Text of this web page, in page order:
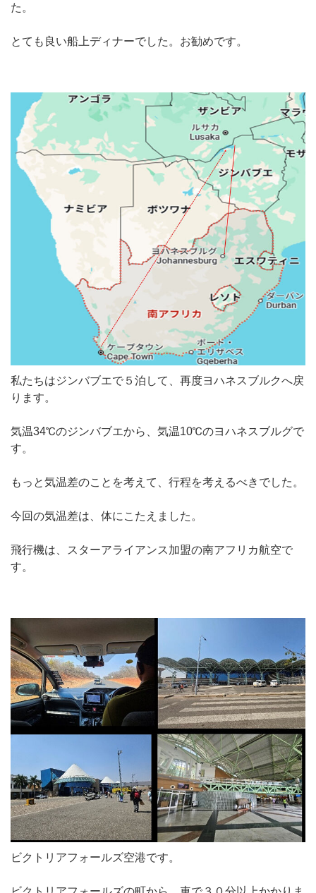
た。
とても良い船上ディナーでした。お勧めです。
私たちはジンバブエで５泊して、再度ヨハネスブルクへ戻
ります。
気温34℃のジンバブエから、気温10℃のヨハネスブルグで
す。
もっと気温差のことを考えて、行程を考えるべきでした。
今回の気温差は、体にこたえました。
飛行機は、スターアライアンス加盟の南アフリカ航空で
す。
ビクトリアフォールズ空港です。